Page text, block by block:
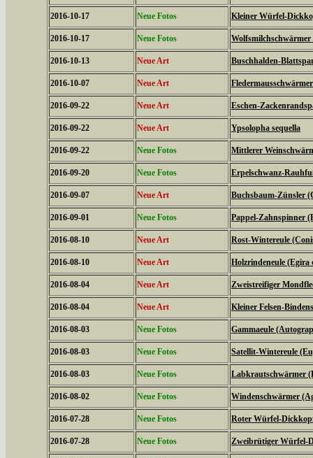
2016-10-17 Neue Fotos Kleiner Würfel-
2016-10-17 Neue Fotos
2016-10-13 Neue Art Buschhalden-
2016-10-07 Neue Art
2016-09-22 Neue Art Eschen-
2016-09-22 Neue Art Ypsolopha sequella
2016-09-22 Neue Fotos Mittlerer
2016-09-20 Neue Fotos Erpelschwanz-
2016-09-07 Neue Art Buchsbaum-Zünsler
2016-09-01 Neue Fotos Pappel-Zahnspinner
2016-08-10 Neue Art Rost-Wintereule
2016-08-10 Neue Art Holzrindeneule (Egira
2016-08-04 Neue Art Zweistreifiger
2016-08-04 Neue Art Kleiner Felsen-
2016-08-03 Neue Fotos Gammaeule
2016-08-03 Neue Fotos Satellit-Wintereule
2016-08-03 Neue Fotos Labkrautschwärmer
2016-08-02 Neue Fotos Windenschwärmer
2016-07-28 Neue Fotos Roter Würfel-
2016-07-28 Neue Fotos Zweibrütiger Würfel-